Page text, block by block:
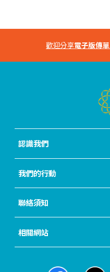
歡迎分享電子版傳單
認識我們
我們的行動
聯絡須知
相關網站